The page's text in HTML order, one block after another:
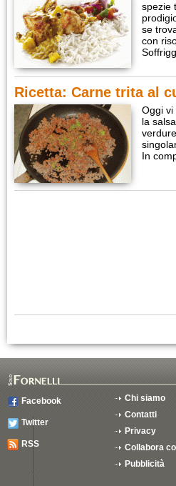
spezie
se
con
Ricetta: Carne trita al
Oggi vi
la
In
Facebook
Twitter
RSS
Chi siamo
Contatti
Privacy
Collabora
Pubblicità